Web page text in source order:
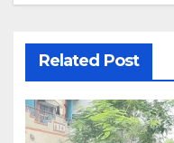
Related Post